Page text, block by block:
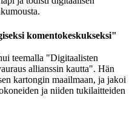
komentokeskukseksi"
teemalla "Digitaalisten
allianssin kautta". Hän
kartongin maailmaan, ja jakoi
ja niiden tukilaitteiden